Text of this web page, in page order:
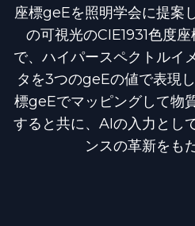
座標geEを照明学会に提案
の可視光のCIE1931色度
で、ハイパースペクトルイ
タを3つのgeEの値で表現
標geEでマッピングして物
すると共に、AIの入力とし
ンスの革新をも